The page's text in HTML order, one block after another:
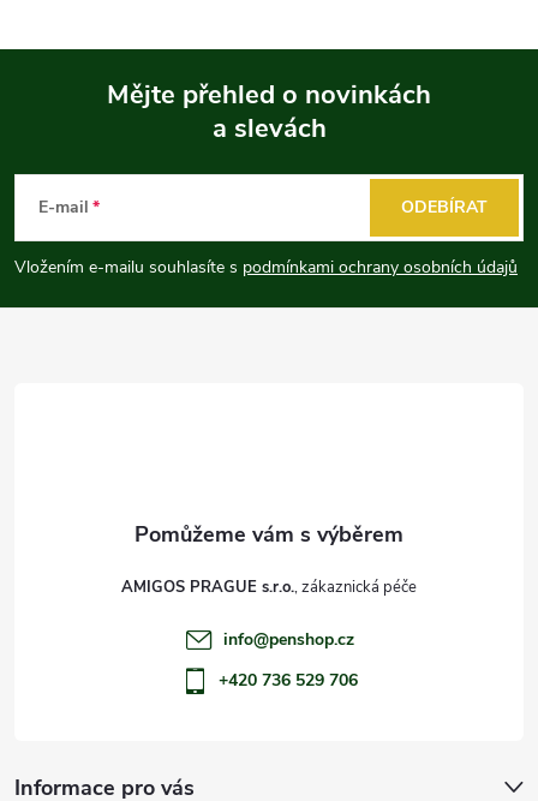
p
a
Mějte přehled o novinkách
a slevách
E-mail
Vložením e-mailu souhlasíte s podmínkami ochrany osobních údajů
ODEBÍRAT
Informace pro vás
AMIGOS PRAGUE s.r.o.
info@penshop.cz
+420 736 529 706